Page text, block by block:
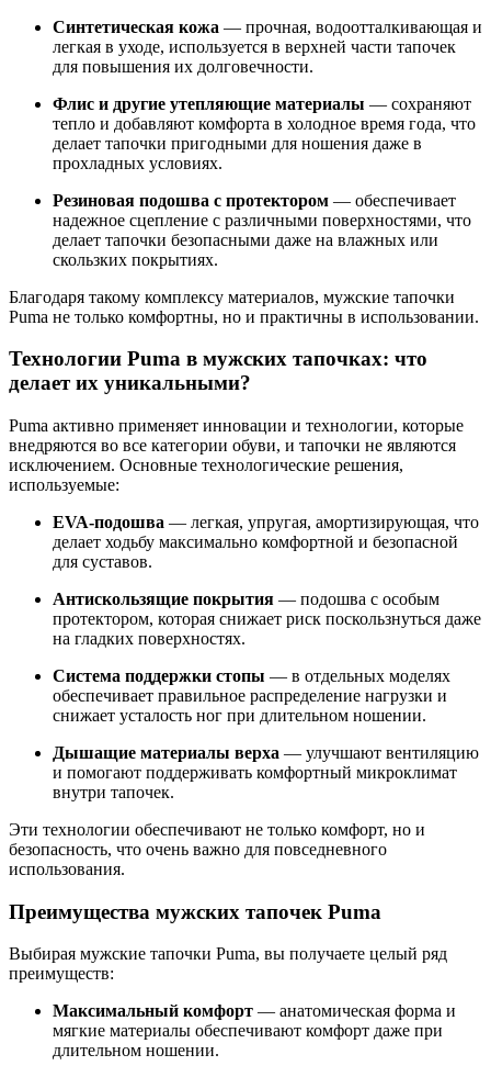
Синтетическая кожа — прочная, водоотталкивающая и
легкая в уходе, используется в верхней части тапочек
для повышения их долговечности.
Флис и другие утепляющие материалы — сохраняют
тепло и добавляют комфорта в холодное время года, что
делает тапочки пригодными для ношения даже в
прохладных условиях.
Резиновая подошва с протектором — обеспечивает
надежное сцепление с различными поверхностями, что
делает тапочки безопасными даже на влажных или
скользких покрытиях.
Благодаря такому комплексу материалов, мужские тапочки
Puma не только комфортны, но и практичны в использовании.
Технологии Puma в мужских тапочках: что
делает их уникальными?
Puma активно применяет инновации и технологии, которые
внедряются во все категории обуви, и тапочки не являются
исключением. Основные технологические решения,
используемые:
EVA-подошва — легкая, упругая, амортизирующая, что
делает ходьбу максимально комфортной и безопасной
для суставов.
Антискользящие покрытия — подошва с особым
протектором, которая снижает риск поскользнуться даже
на гладких поверхностях.
Система поддержки стопы — в отдельных моделях
обеспечивает правильное распределение нагрузки и
снижает усталость ног при длительном ношении.
Дышащие материалы верха — улучшают вентиляцию
и помогают поддерживать комфортный микроклимат
внутри тапочек.
Эти технологии обеспечивают не только комфорт, но и
безопасность, что очень важно для повседневного
использования.
Преимущества мужских тапочек Puma
Выбирая мужские тапочки Puma, вы получаете целый ряд
преимуществ:
Максимальный комфорт — анатомическая форма и
мягкие материалы обеспечивают комфорт даже при
длительном ношении.